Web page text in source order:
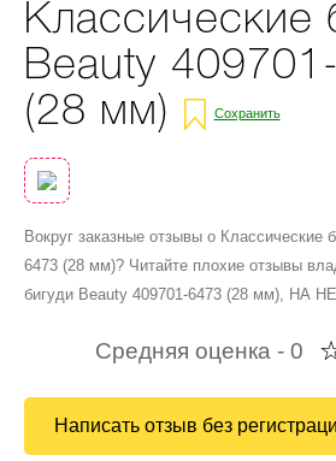
Классические
Beauty
(28 мм)
Сохранить
Вокруг заказные отзывы о Классические
6473 (28 мм)? Читайте плохие отзывы
бигуди Beauty 409701-6473 (28 мм), НА
Средняя оценка - 0
Написать отзыв без